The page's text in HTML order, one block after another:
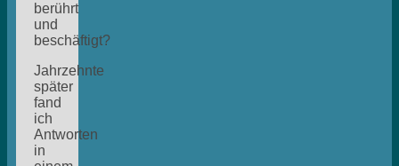
berührt
und
beschäftigt?
Jahrzehnte
später
fand
ich
Antworten
in